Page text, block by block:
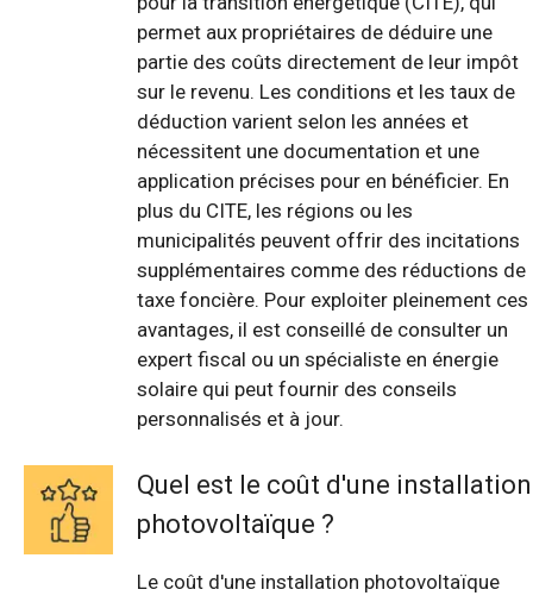
permet aux propriétaires de déduire une
partie des coûts directement de leur impôt
sur le revenu. Les conditions et les taux de
déduction varient selon les années et
nécessitent une documentation et une
application précises pour en bénéficier. En
plus du CITE, les régions ou les
municipalités peuvent offrir des incitations
supplémentaires comme des réductions de
taxe foncière. Pour exploiter pleinement ces
avantages, il est conseillé de consulter un
expert fiscal ou un spécialiste en énergie
solaire qui peut fournir des conseils
personnalisés et à jour.
Quel est le coût d'une installation
photovoltaïque ?
Le coût d'une installation photovoltaïque